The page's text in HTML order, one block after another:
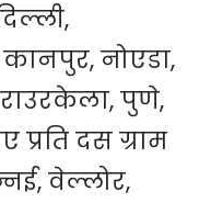
नोएडा,
पुणे,
प्रति दस ग्राम
वेल्लोर,